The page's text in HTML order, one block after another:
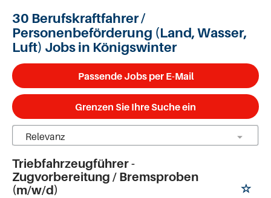
30 Berufskraftfahrer /
Personenbeförderung (Land, Wasser,
Luft) Jobs in Königswinter
Passende Jobs per E-Mail
Grenzen Sie Ihre Suche ein
Triebfahrzeugführer -
Zugvorbereitung / Bremsproben
(m/w/d)